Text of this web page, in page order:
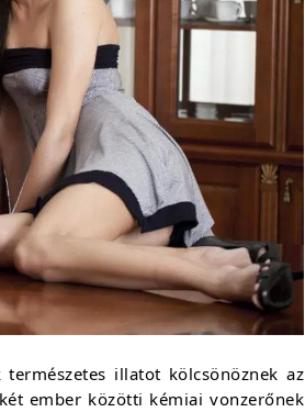
illatot kölcsönöznek az
ember közötti kémiai vonzerőnek